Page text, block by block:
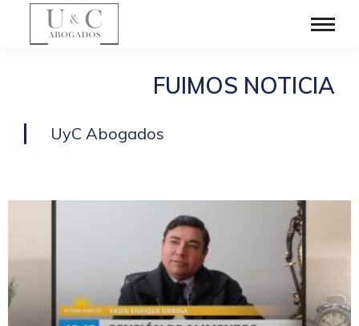
FUIMOS NOTICIA
UyC Abogados